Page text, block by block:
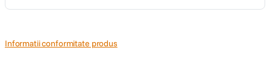
Informatii conformitate produs